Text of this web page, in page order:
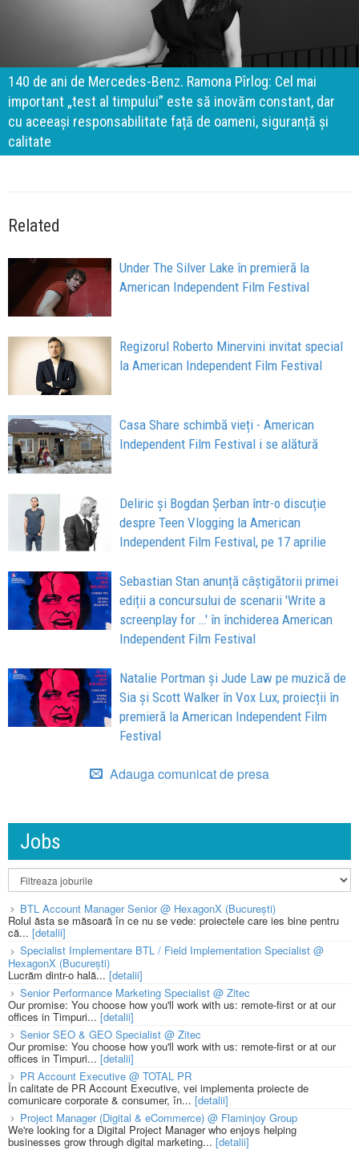
140 de ani de Mercedes-Benz. Ramona Pîrlog: Cel mai
important „test al timpului” este să inovăm constant, dar
cu aceeași responsabilitate față de oameni, siguranță și
calitate
Related
Under The Silver Lake în premieră la
American Independent Film Festival
Regizorul Roberto Minervini invitat special
la American Independent Film Festival
Casa Share schimbă vieți - American
Independent Film Festival i se alătură
Deliric și Bogdan Șerban într-o discuție
despre Teen Vlogging la American
Independent Film Festival, pe 17 aprilie
Sebastian Stan anunță câștigătorii primei
ediții a concursului de scenarii 'Write a
screenplay for …' în închiderea American
Independent Film Festival
Natalie Portman și Jude Law pe muzică de
Sia și Scott Walker în Vox Lux, proiecții în
premieră la American Independent Film
Festival
Adauga comunicat de presa
Jobs
BTL Account Manager Senior @ HexagonX (București)
Rolul ăsta se măsoară în ce nu se vede: proiectele care ies bine pentru
că... [detalii]
Specialist Implementare BTL / Field Implementation Specialist @
HexagonX (București)
Lucrăm dintr-o hală...[detalii]
Senior Performance Marketing Specialist @ Zitec
Our promise: You choose how you'll work with us: remote-first or at our
offices in Timpuri... [detalii]
Senior SEO & GEO Specialist @ Zitec
Our promise: You choose how you'll work with us: remote-first or at our
offices in Timpuri... [detalii]
PR Account Executive @ TOTAL PR
În calitate de PR Account Executive, vei implementa proiecte de
comunicare corporate & consumer, în... [detalii]
Project Manager (Digital & eCommerce) @ Flaminjoy Group
We're looking for a Digital Project Manager who enjoys helping
businesses grow through digital marketing... [detalii]